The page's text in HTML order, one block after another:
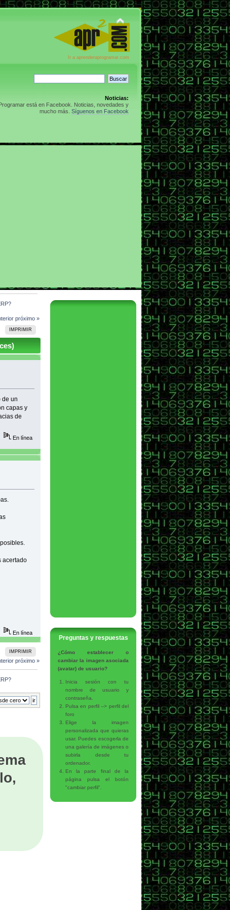
Ir a aprenderaprogramar.com
Noticias:
está en Facebook. Noticias, novedades y
mucho más. Síguenos en Facebook
próximo »
IMPRIMIR
de un
capas y
de
En línea
acertado
En línea
IMPRIMIR
próximo »
Preguntas y respuestas
¿Cómo establecer o
cambiar la imagen asociada
(avatar) de usuario?
Inicia sesión con tu
nombre de usuario y
contraseña.
Pulsa en perfil --> perfil del
foro
Elige la imagen
personalizada que quieras
usar. Puedes escogerla de
una galería de imágenes o
subirla desde tu
ordenador.
En la parte final de la
página pulsa el botón
"cambiar perfil".